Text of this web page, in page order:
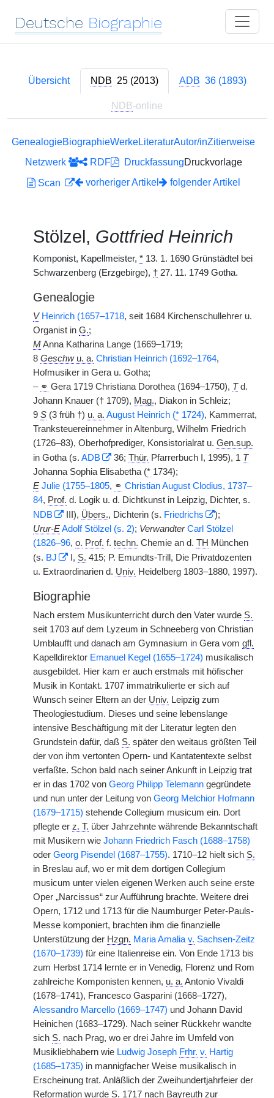
Deutsche Biographie
Übersicht NDB 25 (2013) ADB 36 (1893)
NDB-online
GenealogieBiographieWerkeLiteraturAutor/inZitierweise
Netzwerk
RDF DruckfassungDruckvorlage
Scan
vorheriger Artikel folgender Artikel
Stölzel, Gottfried Heinrich
Komponist, Kapellmeister, * 13. 1. 1690 Grünstädtel bei
Schwarzenberg (Erzgebirge), † 27. 11. 1749 Gotha.
Genealogie
V Heinrich (1657–1718, seit 1684 Kirchenschullehrer u.
Organist in G.;
MAnna Katharina Lange (1669–1719;
8 Geschw u. a. Christian Heinrich (1692–1764,
Hofmusiker in Gera u. Gotha;
– ⚭ Gera 1719 Christiana Dorothea (1694–1750), Td.
Johann Knauer († 1709), Mag., Diakon in Schleiz;
9 S (3 früh †) u. a. August Heinrich (* 1724), Kammerrat,
Tranksteuereinnehmer in Altenburg, Wilhelm Friedrich
(1726–83), Oberhofprediger, Konsistorialrat u. Gen.sup.
in Gotha (s. ADB 36; Thür. Pfarrerbuch I, 1995), 1 T
Johanna Sophia Elisabetha (* 1734);
E Julie (1755–1805, ⚭ Christian August Clodius, 1737–
84, Prof. d. Logik u. d. Dichtkunst in Leipzig, Dichter, s.
NDB
III), Übers., Dichterin (s. Friedrichs
);
Urur-EAdolf Stölzel (s. 2); Verwandter Carl Stölzel
(1826–96, o. Prof. f. techn. Chemie an d. TH München
(s. BJ I, S. 415; P. Emundts-Trill, Die Privatdozenten
u. Extraordinarien d. Univ. Heidelberg 1803–1880, 1997).
Biographie
Nach erstem Musikunterricht durch den Vater wurde S.
seit 1703 auf dem Lyzeum in Schneeberg von Christian
Umblaufft und danach am Gymnasium in Gera vom gfl.
Kapelldirektor Emanuel Kegel (1655–1724) musikalisch
ausgebildet. Hier kam er auch erstmals mit höfischer
Musik in Kontakt. 1707 immatrikulierte er sich auf
Wunsch seiner Eltern an der Univ. Leipzig zum
Theologiestudium. Dieses und seine lebenslange
intensive Beschäftigung mit der Literatur legten den
Grundstein dafür, daß S. später den weitaus größten Teil
der von ihm vertonten Opern- und Kantatentexte selbst
verfaßte. Schon bald nach seiner Ankunft in Leipzig trat
er in das 1702 von Georg Philipp Telemann gegründete
und nun unter der Leitung von Georg Melchior Hofmann
(1679–1715) stehende Collegium musicum ein. Dort
pflegte er z. T. über Jahrzehnte währende Bekanntschaft
mit Musikern wie Johann Friedrich Fasch (1688–1758)
oder Georg Pisendel (1687–1755). 1710–12 hielt sich S.
in Breslau auf, wo er mit dem dortigen Collegium
musicum unter vielen eigenen Werken auch seine erste
Oper „Narcissus“ zur Aufführung brachte. Weitere drei
Opern, 1712 und 1713 für die Naumburger Peter-Pauls-
Messe komponiert, brachten ihm die finanzielle
Unterstützung der Hzgn. Maria Amalia v. Sachsen-Zeitz
(1670–1739) für eine Italienreise ein. Von Ende 1713 bis
zum Herbst 1714 lernte er in Venedig, Florenz und Rom
zahlreiche Komponisten kennen, u. a. Antonio Vivaldi
(1678–1741), Francesco Gasparini (1668–1727),
Alessandro Marcello (1669–1747) und Johann David
Heinichen (1683–1729). Nach seiner Rückkehr wandte
sich S. nach Prag, wo er drei Jahre im Umfeld von
Musikliebhabern wie Ludwig Joseph Frhr. v. Hartig
(1685–1735) in mannigfacher Weise musikalisch in
Erscheinung trat. Anläßlich der Zweihundertjahrfeier der
Reformation wurde S. 1717 nach Bayreuth zur